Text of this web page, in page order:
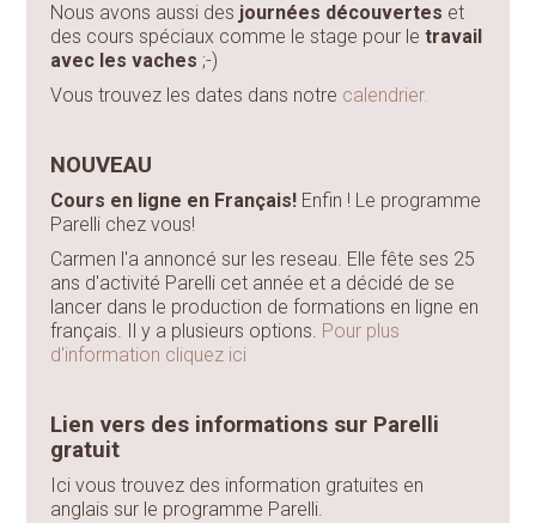
Nous avons aussi des journées découvertes et
des cours spéciaux comme le stage pour letravail
avec les vaches ;-)
Vous trouvez les dates dans notre calendrier.
NOUVEAU
Cours en ligne en Français! Enfin ! Le programme
Parelli chez vous!
Carmen l'a annoncé sur les reseau. Elle fête ses 25
ans d'activité Parelli cet année et a décidé de se
lancer dans le production de formations en ligne en
français. Il y a plusieurs options. Pour plus
d'information cliquez ici
Lien vers des informations sur Parelli
gratuit
Ici vous trouvez des information gratuites en
anglais sur le programme Parelli.